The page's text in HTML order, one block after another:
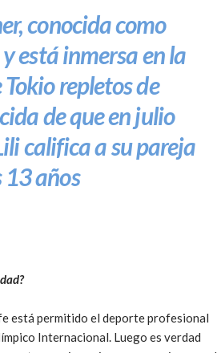
conocida como
está inmersa en la
repletos de
de que en julio
califica a su pareja
13 años
está permitido el deporte profesional
Internacional. Luego es verdad